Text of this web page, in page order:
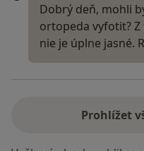
Dobrý deň, mohli
ortopeda vyfotit?
nie je úplne jasné.
Prohlížet